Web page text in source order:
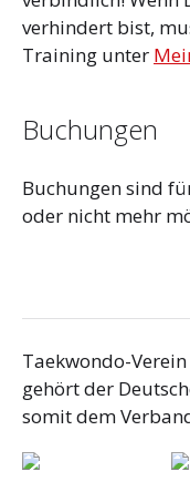
verhindert bist,
Training unter
Buchungen
Buchungen sind
oder nicht mehr
Taekwondo-
gehört der
somit dem